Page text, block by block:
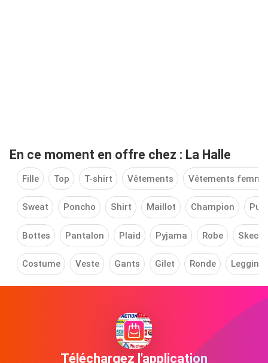
En ce moment en offre chez : La Halle
Fille Top T-shirt Vêtements Vêtements femme
Sweat Poncho Shirt Maillot Champion
Bottes Pantalon Plaid Pyjama Robe
Costume Veste Gants Gilet Ronde
Téléchargez l'application